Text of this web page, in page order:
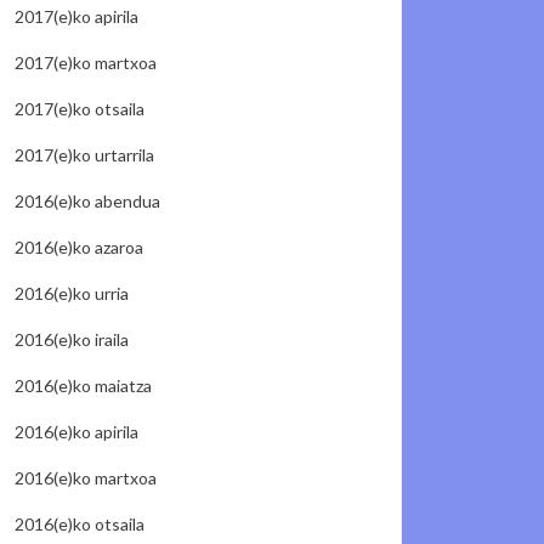
2017(e)ko apirila
2017(e)ko martxoa
2017(e)ko otsaila
2017(e)ko urtarrila
2016(e)ko abendua
2016(e)ko azaroa
2016(e)ko urria
2016(e)ko iraila
2016(e)ko maiatza
2016(e)ko apirila
2016(e)ko martxoa
2016(e)ko otsaila